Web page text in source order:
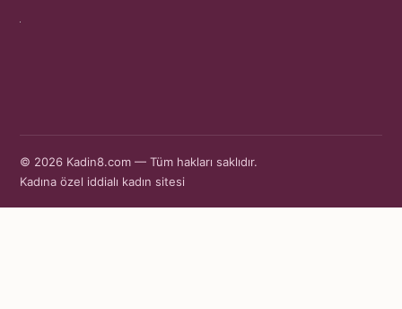
© 2026 Kadin8.com — Tüm hakları saklıdır.
Kadına özel iddialı kadın sitesi